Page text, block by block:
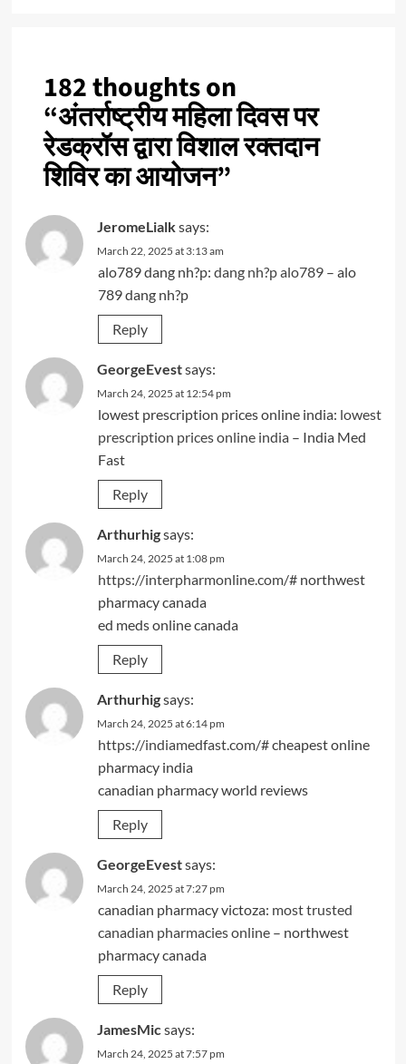
182 thoughts on
“अंतर्राष्ट्रीय महिला दिवस पर
रेडक्रॉस द्वारा विशाल रक्तदान
शिविर का आयोजन”
JeromeLialksays:
March 22, 2025 at 3:13 am
alo789 dang nh?p: dang nh?p alo789– alo
789 dang nh?p
Reply
GeorgeEvestsays:
March 24, 2025 at 12:54 pm
lowest prescription prices online india: lowest
prescription prices online india– India Med
Fast
Reply
Arthurhigsays:
March 24, 2025 at 1:08 pm
https://interpharmonline.com/#northwest
pharmacy canada
ed meds online canada
Reply
Arthurhigsays:
March 24, 2025 at 6:14 pm
https://indiamedfast.com/#cheapest online
pharmacy india
canadian pharmacy world reviews
Reply
GeorgeEvestsays:
March 24, 2025 at 7:27 pm
canadian pharmacy victoza: most trusted
canadian pharmacies online– northwest
pharmacy canada
Reply
JamesMic says:
March 24, 2025 at 7:57 pm